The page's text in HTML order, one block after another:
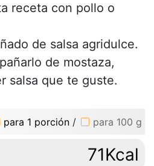
receta con pollo o
de salsa agridulce.
de mostaza,
salsa que te guste.
para 1 porción / para 100 g
71Kcal